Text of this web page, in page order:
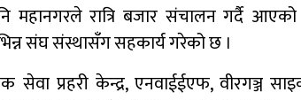
महानगरले रात्रि बजार संचालन गर्दै आएको
संघ संस्थासँग सहकार्य गरेको छ ।
सेवा प्रहरी केन्द्र, एनवाईईएफ, वीरगञ्ज